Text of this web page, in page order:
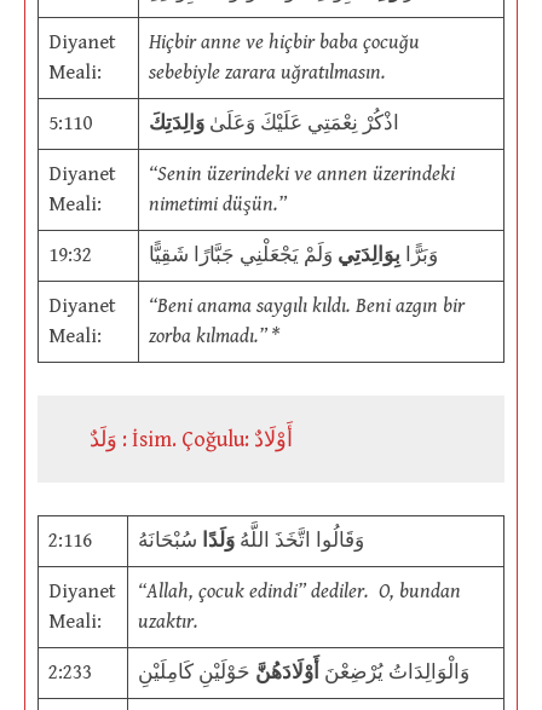
Diyanet
Meali:
Hiçbir anne ve hiçbir baba çocuğu
sebebiyle zarara uğratılmasın.
5:110 اذْكُرْ نِعْمَتِي عَلَيْكَ وَعَلَىٰ وَالِدَتِكَ
Diyanet
Meali:
“Senin üzerindeki ve annen üzerindeki
nimetimi düşün.”
19:32 وَبَرًّا بِوَالِدَتِي وَلَمْ يَجْعَلْنِي جَبَّارًا شَقِيًّا
Diyanet
Meali:
“Beni anama saygılı kıldı. Beni azgın bir
zorba kılmadı.” *
وَلَدٌ : İsim. Çoğulu: أَوْلَادٌ
2:116 وَقَالُوا اتَّخَذَ اللَّهُ وَلَدًا سُبْحَانَهُ
Diyanet
Meali:
“Allah, çocuk edindi” dediler. O, bundan
uzaktır.
2:233 وَالْوَالِدَاتُ يُرْضِعْنَ أَوْلَادَهُنَّ حَوْلَيْنِ كَامِلَيْنِ